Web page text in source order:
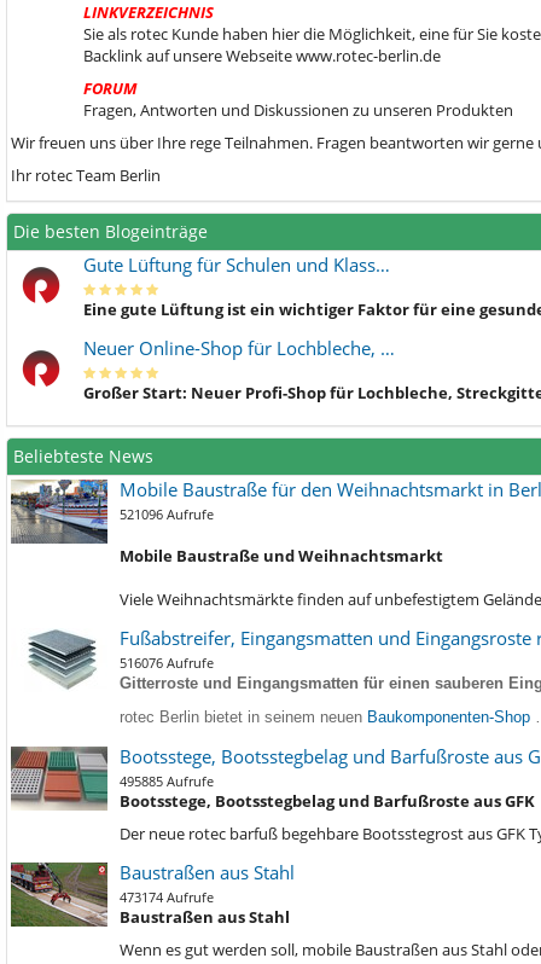
LINKVERZEICHNIS
Sie als rotec Kunde haben hier die Möglichkeit, eine für Sie
Backlink auf unsere Webseite www.rotec-berlin.de
FORUM
Fragen, Antworten und Diskussionen zu unseren Produkten
Wir freuen uns über Ihre rege Teilnahmen. Fragen beantworten wir
Ihr rotec Team Berlin
Die besten Blogeinträge
Gute Lüftung für Schulen und Klass…
Eine gute Lüftung ist ein wichtiger Faktor für eine
Neuer Online-Shop für Lochbleche, …
Großer Start: Neuer Profi-Shop für Lochbleche,
Beliebteste News
Mobile Baustraße für den Weihnachtsmarkt in
521096 Aufrufe
Mobile Baustraße und Weihnachtsmarkt
Viele Weihnachtsmärkte finden auf unbefestigtem
Fußabstreifer, Eingangsmatten und Eingangsroste
516076 Aufrufe
Gitterroste und Eingangsmatten für einen sauberen
rotec Berlin bietet in seinem neuen Baukomponenten-Shop
Bootsstege, Bootsstegbelag und Barfußroste aus
495885 Aufrufe
Bootsstege, Bootsstegbelag und Barfußroste aus GFK
Der neue rotec barfuß begehbare Bootsstegrost aus
Baustraßen aus Stahl
473174 Aufrufe
Baustraßen aus Stahl
Wenn es gut werden soll, mobile Baustraßen aus Stahl